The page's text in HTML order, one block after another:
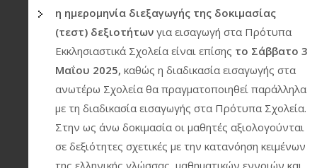
η ημερομηνία διεξαγωγής της δοκιμασίας
(τεστ) δεξιοτήτων για εισαγωγή στα Πρότυπα
Εκκλησιαστικά Σχολεία είναι επίσης το Σάββατο 3
Μαΐου 2025, καθώς η διαδικασία εισαγωγής στα
ανωτέρω Σχολεία θα πραγματοποιηθεί παράλληλα
με τη διαδικασία εισαγωγής στα Πρότυπα Σχολεία.
Στην ως άνω δοκιμασία οι μαθητές αξιολογούνται
σε δεξιότητες σχετικές με την κατανόηση κειμένων
της ελληνικής γλώσσας, μαθηματικών εννοιών και